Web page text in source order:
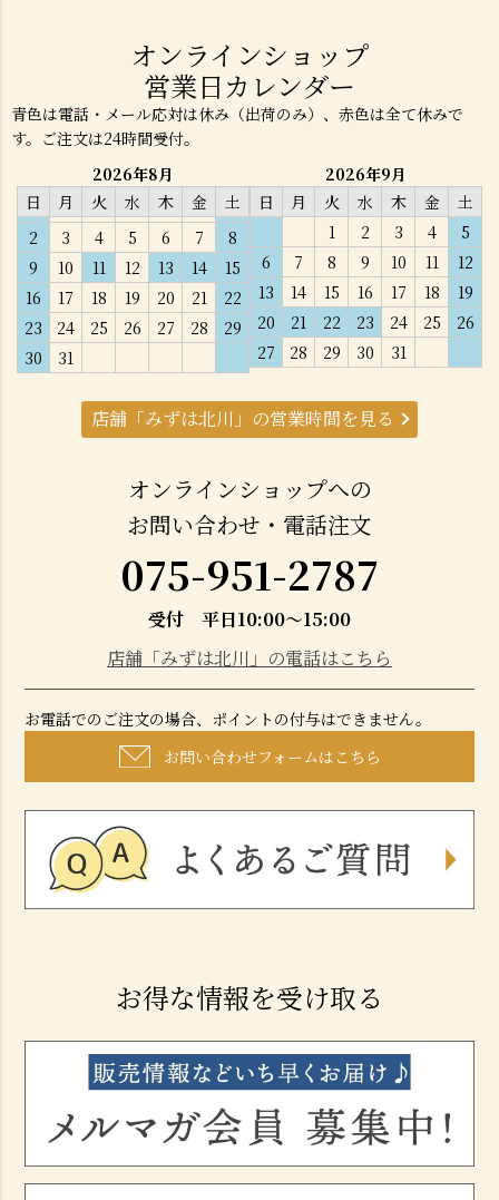
オンラインショップ
営業日カレンダー
青色は電話・メール応対は休み（出荷のみ）、赤色は全て休みで
す。ご注文は24時間受付。
2026年8月
日
月 火 水 木 金
土
2
3 4 5 6 7
8
9
10 11 12 13 14
15
16
17 18 19 20 21
22
23
24 25 26 27 28
29
30
31
2026年9月
日
月 火 水 木 金
土
1
2 3 4
5
6
7 8 9 10 11
12
13
14 15 16 17 18
19
20
21 22 23 24 25
26
27
28 29 30 31
店舗「みずは北川」の営業時間を見る
オンラインショップへの
お問い合わせ・電話注文
075-951-2787
受付 平日10:00～15:00
店舗「みずは北川」の電話はこちら
お電話でのご注文の場合、ポイントの付与はできません。
お問い合わせフォームはこちら
お得な情報を受け取る